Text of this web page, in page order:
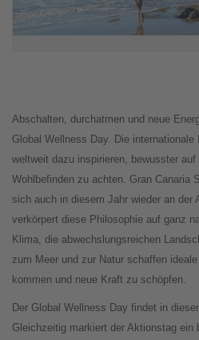
Abschalten, durchatmen und neue
Global Wellness Day. Die
weltweit dazu inspirieren, bewusster
Wohlbefinden zu achten. Gran Canaria
sich auch in diesem Jahr wieder an der
verkörpert diese Philosophie auf ganz
Klima, die abwechslungsreichen
zum Meer und zur Natur schaffen
kommen und neue Kraft zu schöpfen.
Der Global Wellness Day findet in
Gleichzeitig markiert der Aktionstag ein